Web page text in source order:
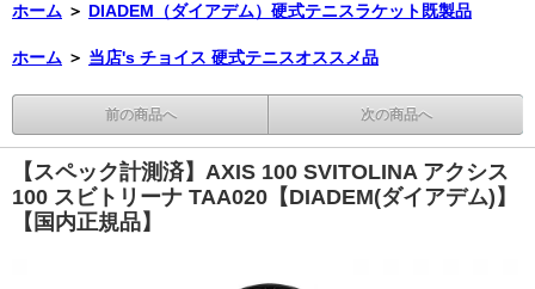
ホーム ＞ DIADEM（ダイアデム）硬式テニスラケット既製品
ホーム ＞ 当店's チョイス 硬式テニスオススメ品
前の商品へ 次の商品へ
【スペック計測済】AXIS 100 SVITOLINA アクシス
100 スビトリーナ TAA020【DIADEM(ダイアデム)】
【国内正規品】